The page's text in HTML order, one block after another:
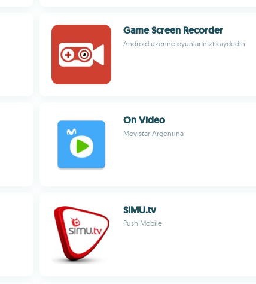
Game Screen Recorder
Android üzerine oyunlarınızı kaydedin
On Video
Movistar Argentina
SIMU.tv
Push Mobile